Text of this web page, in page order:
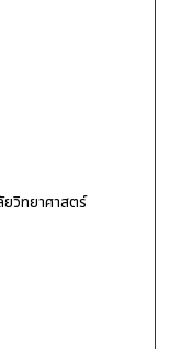
วิทยาศาสตร์